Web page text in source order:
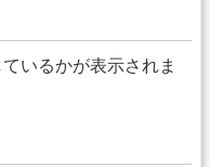
いるかが表示されま